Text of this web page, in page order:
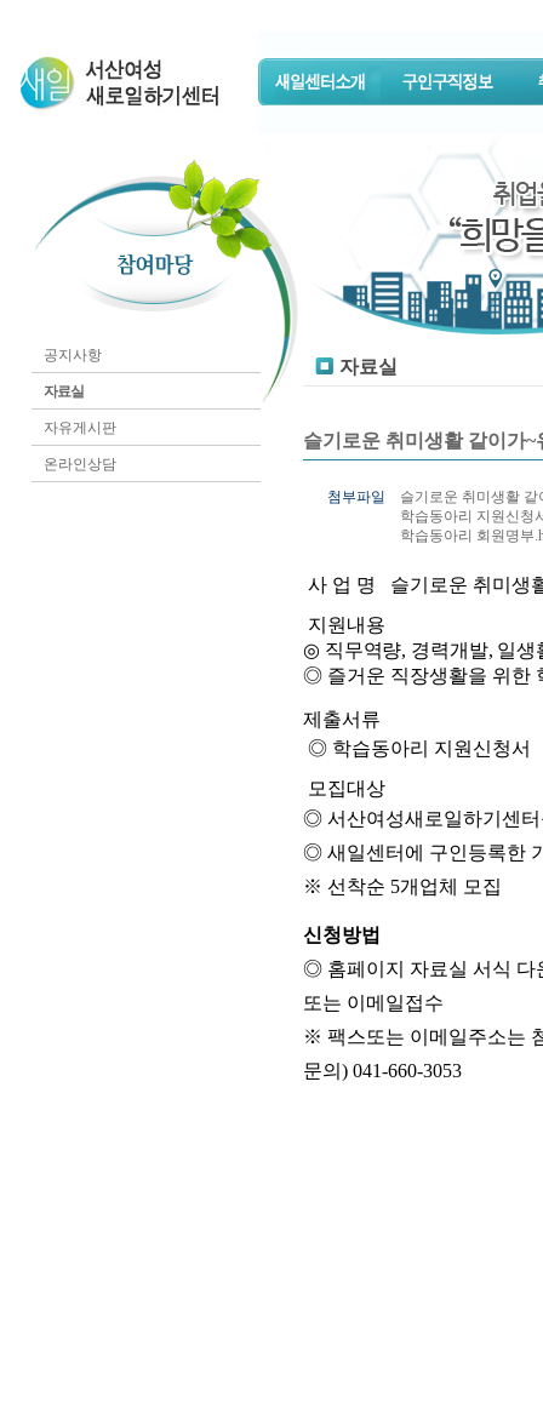
공지사항
자료실
자유게시판
온라인상담
자료실
슬기로운 취미생활 같이가
첨부파일
슬기로운 취미생활
학습동아리 지원신청
학습동아리 회원명부
사 업 명
슬기로운 취미생
지원내용
◎ 직무역량, 경력개발, 일생
◎ 즐거운 직장생활을 위한
제출서류
◎ 학습동아리 지원신청서
모집대상
◎ 서산여성새로일하기센
◎ 새일센터에 구인등록한
※ 선착순 5개업체 모집
신청방법
◎ 홈페이지 자료실 서식
또는 이메일접수
※ 팩스또는 이메일주소는
문의) 041-660-3053